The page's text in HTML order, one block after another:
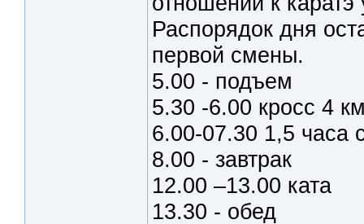
Распорядок дня
первой смены.
5.00 - подъем
5.30 -6.00 кросс 4
6.00-07.30 1,5 часа
8.00 - завтрак
12.00 –13.00 ката
13.30 - обед